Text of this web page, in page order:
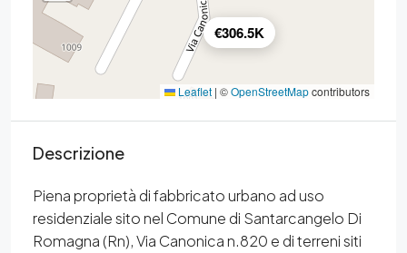
€306.5K
Leaflet | ©OpenStreetMapcontributors
Descrizione
Piena proprietà di fabbricato urbano ad uso
residenziale sito nel Comune di Santarcangelo Di
Romagna (Rn), Via Canonica n.820 e di terreni siti